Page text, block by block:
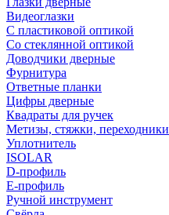
Видеоглазки
С пластиковой оптикой
Со стеклянной оптикой
Доводчики дверные
Фурнитура
Ответные планки
Цифры дверные
Квадраты для ручек
Метизы, стяжки, переходники
Уплотнитель
ISOLAR
D-профиль
Е-профиль
Ручной инструмент